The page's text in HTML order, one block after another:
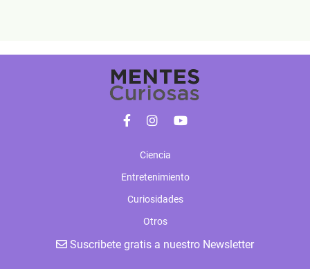
Ciencia
Entretenimiento
Curiosidades
Otros
Suscribete gratis a nuestro Newsletter